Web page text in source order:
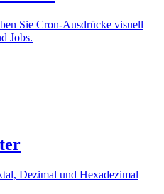
Sie Cron-Ausdrücke visuell
Jobs.
Dezimal und Hexadezimal